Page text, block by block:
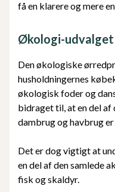
få en klarere og mere
Økologi-udvalget
Den økologiske
husholdningernes
økologisk foder og
bidraget til, at en del
dambrug og havbrug
Det er dog vigtigt at
en del af den samlede
fisk og skaldyr.